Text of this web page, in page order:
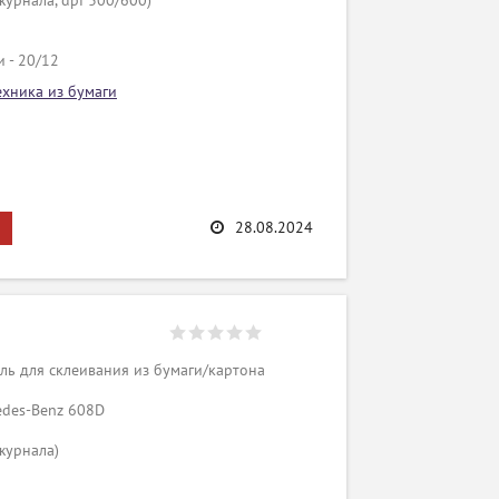
- 20/12
из бумаги
28.08.2024
для склеивания из бумаги/картона
Benz 608D